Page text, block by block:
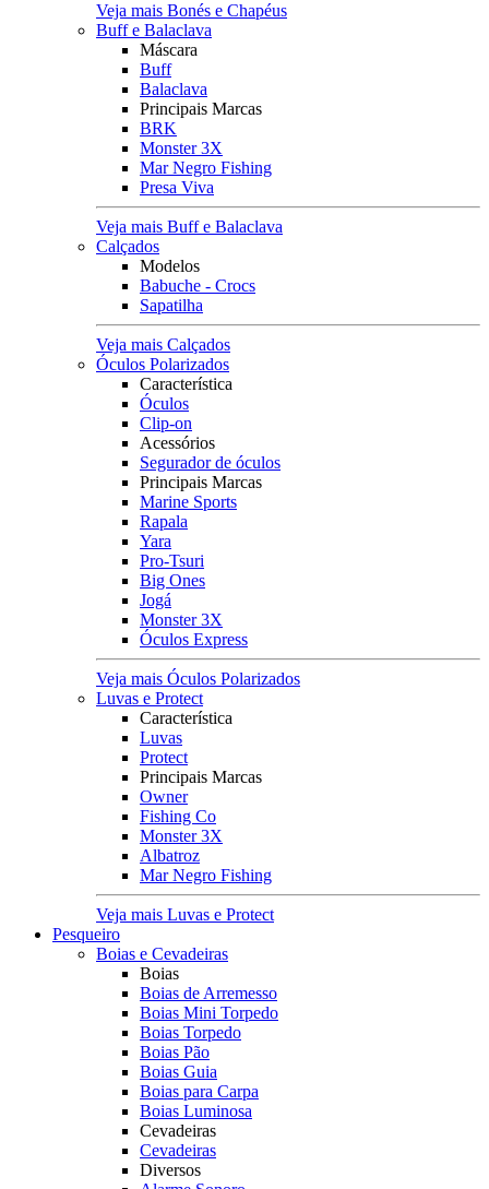
Veja mais Bonés e Chapéus
Buff e Balaclava
Máscara
Buff
Balaclava
Principais Marcas
BRK
Monster 3X
Mar Negro Fishing
Presa Viva
Veja mais Buff e Balaclava
Calçados
Modelos
Babuche - Crocs
Sapatilha
Veja mais Calçados
Óculos Polarizados
Característica
Óculos
Clip-on
Acessórios
Segurador de óculos
Principais Marcas
Marine Sports
Rapala
Yara
Pro-Tsuri
Big Ones
Jogá
Monster 3X
Óculos Express
Veja mais Óculos Polarizados
Luvas e Protect
Característica
Luvas
Protect
Principais Marcas
Owner
Fishing Co
Monster 3X
Albatroz
Mar Negro Fishing
Veja mais Luvas e Protect
Pesqueiro
Boias e Cevadeiras
Boias
Boias de Arremesso
Boias Mini Torpedo
Boias Torpedo
Boias Pão
Boias Guia
Boias para Carpa
Boias Luminosa
Cevadeiras
Cevadeiras
Diversos